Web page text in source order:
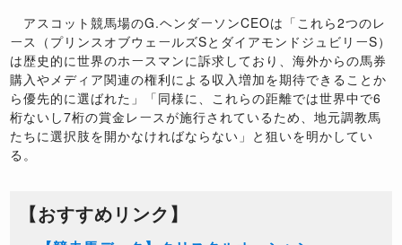
アスコット競馬場のG.ヘンダーソンCEOは「これら2つのレ
ース（プリンスオブウェールズSとダイアモンドジュビリーS）
は歴史的に世界のホースマンに訴求しており、海外からの馬券
購入やメディア関連の権利による収入増加を期待できることか
ら優先的に選ばれた」「同様に、これらの距離では世界中で6
桁ないし7桁の賞金レースが施行されているため、地元調教馬
たちに選択肢を開かなければならない」と狙いを明かしてい
る。
【おすすめリンク】